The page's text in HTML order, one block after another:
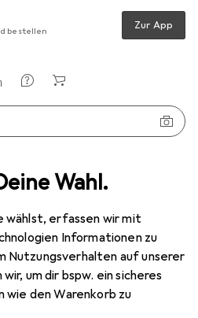
Wahl.
wählst, erfassen wir mit
Informationen zu
Nutzungsverhalten auf unserer
um dir bspw. ein sicheres
wie den Warenkorb zu
bestellen Zur App
Sicherheitsschuhe